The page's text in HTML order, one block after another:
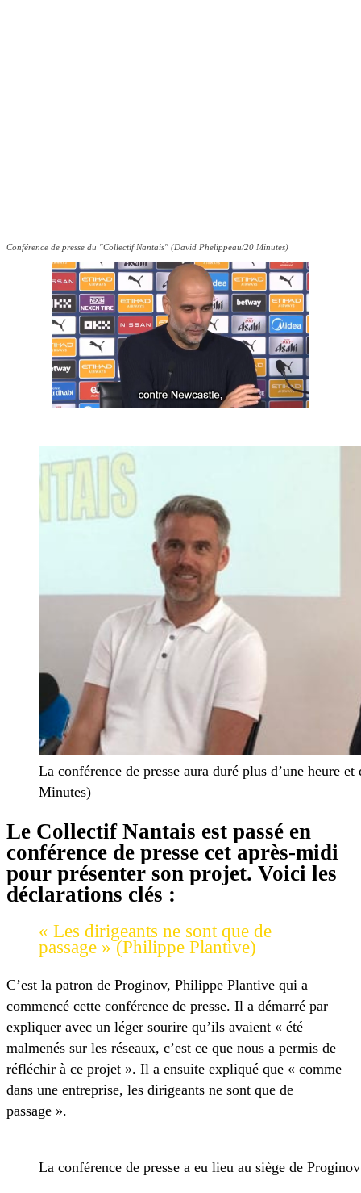
Conférence de presse du "Collectif Nantais" (David Phelippeau/20 Minutes)
La conférence de presse aura duré plus d’une heure
Minutes)
Le Collectif Nantais est passé en
conférence de presse cet après-midi
pour présenter son projet. Voici les
déclarations clés :
« Les dirigeants ne sont que de
passage » (Philippe Plantive)
C’est la patron de Proginov, Philippe Plantive qui a
commencé cette conférence de presse. Il a démarré par
expliquer avec un léger sourire qu’ils avaient « été
malmenés sur les réseaux, c’est ce que nous a permis de
réfléchir à ce projet ». Il a ensuite expliqué que « comme
dans une entreprise, les dirigeants ne sont que de
passage ».
La conférence de presse a eu lieu au siège de